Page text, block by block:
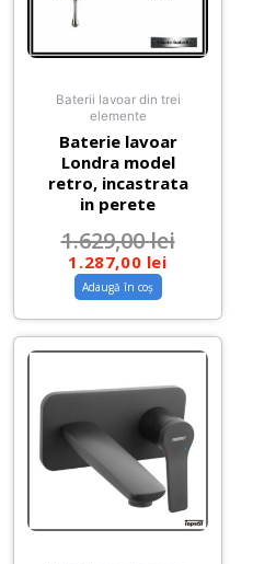
Baterii lavoar din trei
elemente
Baterie lavoar
Londra model
retro, incastrata
in perete
1.629,00lei
1.287,00 lei
Adaugă în coș